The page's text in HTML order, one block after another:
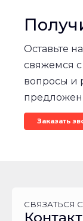
Оставьте
свяжемся
вопросы и
Заказать
СВЯЗАТЬСЯ